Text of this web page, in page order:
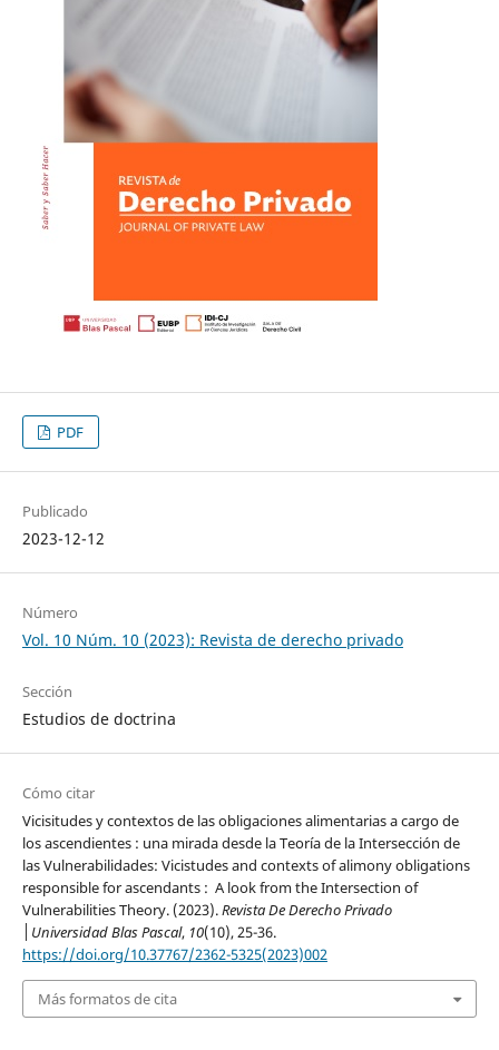
PDF
Publicado
2023-12-12
Número
Vol. 10 Núm. 10 (2023): Revista de derecho privado
Sección
Estudios de doctrina
Cómo citar
Vicisitudes y contextos de las obligaciones alimentarias a cargo de
los ascendientes : una mirada desde la Teoría de la Intersección de
las Vulnerabilidades: Vicistudes and contexts of alimony obligations
responsible for ascendants : A look from the Intersection of
Vulnerabilities Theory. (2023).Revista De Derecho Privado
│Universidad Blas Pascal, 10(10), 25-36.
https://doi.org/10.37767/2362-5325(2023)002
Más formatos de cita